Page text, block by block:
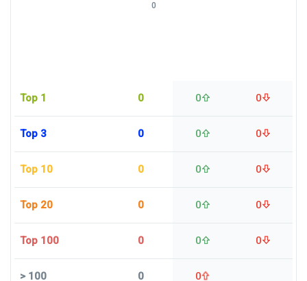
Top 1 0 0 0
Top 3 0 0 0
Top 10 0 0 0
Top 20 0 0 0
Top 100 0 0 0
>100 0 0
0